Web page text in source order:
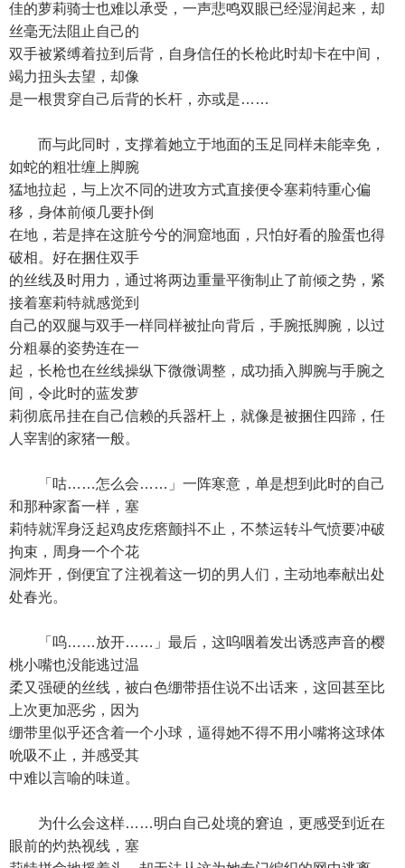
佳的萝莉骑士也难以承受，一声悲鸣双眼已经湿润起来，却
丝毫无法阻止自己的
双手被紧缚着拉到后背，自身信任的长枪此时却卡在中间，
竭力扭头去望，却像
是一根贯穿自己后背的长杆，亦或是……
而与此同时，支撑着她立于地面的玉足同样未能幸免，
如蛇的粗壮缠上脚腕
猛地拉起，与上次不同的进攻方式直接便令塞莉特重心偏
移，身体前倾几要扑倒
在地，若是摔在这脏兮兮的洞窟地面，只怕好看的脸蛋也得
破相。好在捆住双手
的丝线及时用力，通过将两边重量平衡制止了前倾之势，紧
接着塞莉特就感觉到
自己的双腿与双手一样同样被扯向背后，手腕抵脚腕，以过
分粗暴的姿势连在一
起，长枪也在丝线操纵下微微调整，成功插入脚腕与手腕之
间，令此时的蓝发萝
莉彻底吊挂在自己信赖的兵器杆上，就像是被捆住四蹄，任
人宰割的家猪一般。
「咕……怎么会……」一阵寒意，单是想到此时的自己
和那种家畜一样，塞
莉特就浑身泛起鸡皮疙瘩颤抖不止，不禁运转斗气愤要冲破
拘束，周身一个个花
洞炸开，倒便宜了注视着这一切的男人们，主动地奉献出处
处春光。
「呜……放开……」最后，这呜咽着发出诱惑声音的樱
桃小嘴也没能逃过温
柔又强硬的丝线，被白色绷带捂住说不出话来，这回甚至比
上次更加恶劣，因为
绷带里似乎还含着一个小球，逼得她不得不用小嘴将这球体
吮吸不止，并感受其
中难以言喻的味道。
为什么会这样……明白自己处境的窘迫，更感受到近在
眼前的灼热视线，塞